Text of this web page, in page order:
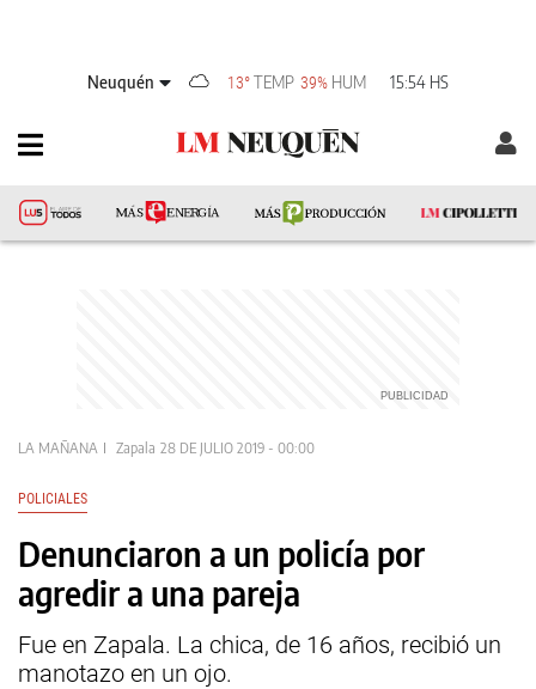
Neuquén 13° TEMP 39% HUM 15:54 HS
LA MAÑANA Zapala 28 DE JULIO 2019 - 00:00
POLICIALES
Denunciaron a un policía por
agredir a una pareja
Fue en Zapala. La chica, de 16 años, recibió un
manotazo en un ojo.